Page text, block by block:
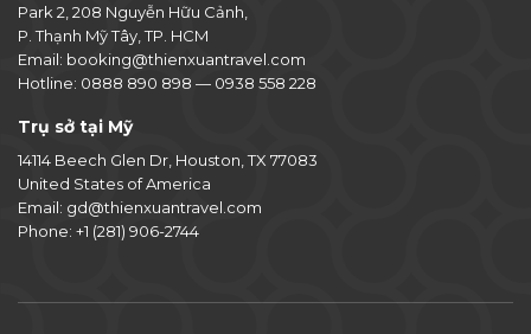
Park 2, 208 Nguyễn Hữu Cảnh,
P. Thạnh Mỹ Tây, TP. HCM
Email: booking@thienxuantravel.com
Hotline: 0888 890 898 — 0938 558 228
Trụ sở tại Mỹ
14114 Beech Glen Dr, Houston, TX 77083
United States of America
Email: gd@thienxuantravel.com
Phone: +1 (281) 906-2744